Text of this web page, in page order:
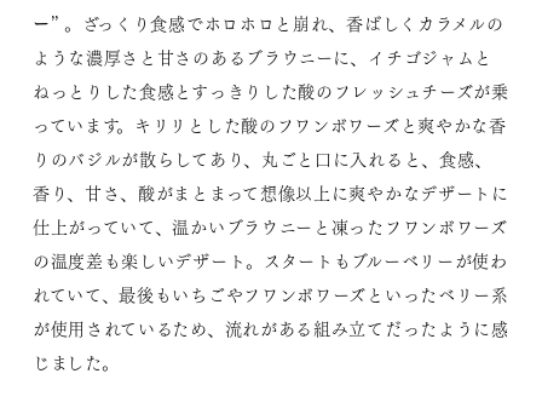
ー” 。ざっくり食感でホロホロと崩れ、香ばしくカラメルの
ような濃厚さと甘さのあるブラウニーに、イチゴジャムと
ねっとりした食感とすっきりした酸のフレッシュチーズが乗
っています。キリリとした酸のフワンボワーズと爽やかな香
りのバジルが散らしてあり、丸ごと口に入れると、食感、
香り、甘さ、酸がまとまって想像以上に爽やかなデザートに
仕上がっていて、温かいブラウニーと凍ったフワンボワーズ
の温度差も楽しいデザート。スタートもブルーベリーが使わ
れていて、最後もいちごやフワンボワーズといったベリー系
が使用されているため、流れがある組み立てだったように感
じました。